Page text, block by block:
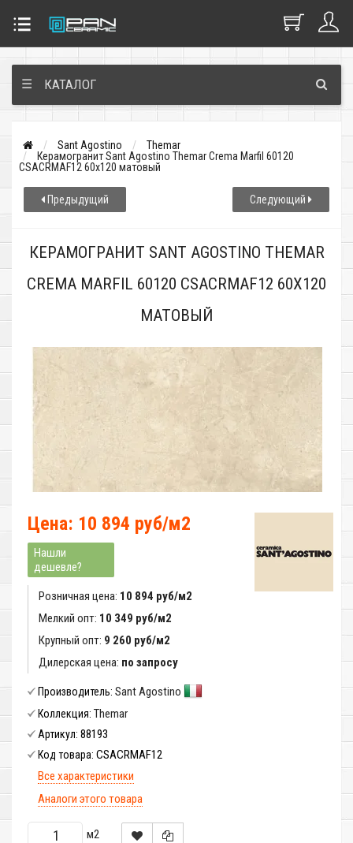
☰ КАТАЛОГ
Sant Agostino
Themar
Керамогранит Sant Agostino Themar Crema Marfil 60120
CSACRMAF12 60x120 матовый
Предыдущий Следующий
КЕРАМОГРАНИТ SANT AGOSTINO THEMAR
CREMA MARFIL 60120 CSACRMAF12 60X120
МАТОВЫЙ
Цена: 10 894 руб/м2
Нашли
дешевле?
Розничная цена: 10 894 руб/м2
Мелкий опт: 10 349 руб/м2
Крупный опт: 9 260 руб/м2
Дилерская цена: по запросу
Производитель: Sant Agostino
Коллекция: Themar
Артикул: 88193
Код товара: CSACRMAF12
Все характеристики
Аналоги этого товара
м2